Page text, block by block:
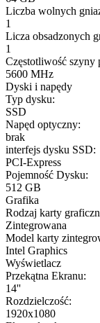
Liczba wolnych
1
Licza obsadzonych
1
Częstotliwość szyny
5600 MHz
Dyski i napędy
Typ dysku:
SSD
Napęd optyczny:
brak
interfejs dysku SSD:
PCI-Express
Pojemność Dysku:
512 GB
Grafika
Rodzaj karty
Zintegrowana
Model karty
Intel Graphics
Wyświetlacz
Przekątna Ekranu:
14''
Rozdzielczość:
1920x1080